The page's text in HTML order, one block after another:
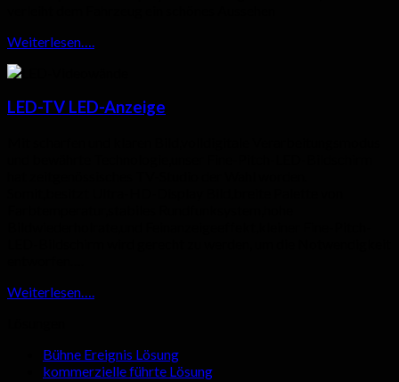
Weiterlesen….
LED-TV LED-Anzeige
Weiterlesen….
Bühne Ereignis Lösung
kommerzielle führte Lösung